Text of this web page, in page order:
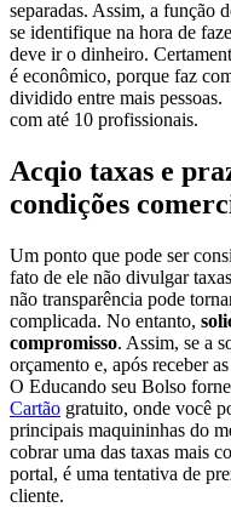
separadas. Assim, a função
se identifique na hora de
deve ir o dinheiro.
é econômico, porque faz
dividido entre mais
com até 10 profissionais.
Acqio taxas e
condições
Um ponto que pode ser
fato de ele não divulgar
não transparência pode
complicada. No entanto,
compromisso. Assim, se a
orçamento e, após receber
O Educando seu Bolso
Cartão gratuito, onde você
principais maquininhas do
cobrar uma das taxas mais
portal, é uma tentativa de
cliente.